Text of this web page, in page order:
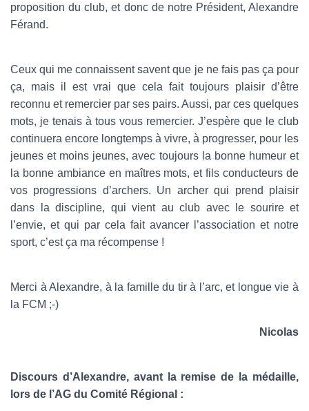
proposition du club, et donc de notre Président, Alexandre
Férand.
Ceux qui me connaissent savent que je ne fais pas ça pour
ça, mais il est vrai que cela fait toujours plaisir d’être
reconnu et remercier par ses pairs. Aussi, par ces quelques
mots, je tenais à tous vous remercier. J’espère que le club
continuera encore longtemps à vivre, à progresser, pour les
jeunes et moins jeunes, avec toujours la bonne humeur et
la bonne ambiance en maîtres mots, et fils conducteurs de
vos progressions d’archers. Un archer qui prend plaisir
dans la discipline, qui vient au club avec le sourire et
l’envie, et qui par cela fait avancer l’association et notre
sport, c’est ça ma récompense !
Merci à Alexandre, à la famille du tir à l’arc, et longue vie à
la FCM ;-)
Nicolas
Discours d’Alexandre, avant la remise de la médaille,
lors de l’AG du Comité Régional :